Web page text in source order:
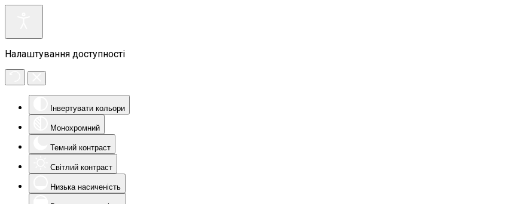
Налаштування доступності
Інвертувати кольори
Монохромний
Темний контраст
Світлий контраст
Низька насиченість